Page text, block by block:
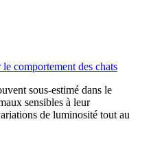
comportement des chats
sous-estimé dans le
sensibles à leur
de luminosité tout au